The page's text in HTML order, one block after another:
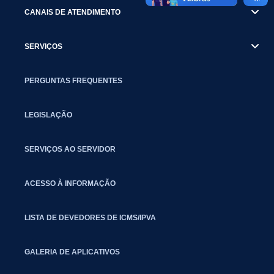
CANAIS DE ATENDIMENTO
SERVIÇOS
PERGUNTAS FREQUENTES
LEGISLAÇÃO
SERVIÇOS AO SERVIDOR
ACESSO À INFORMAÇÃO
LISTA DE DEVEDORES DE ICMS/IPVA
GALERIA DE APLICATIVOS